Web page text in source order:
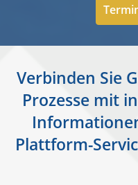
Verbinden Sie
Prozesse mit
Plattform-